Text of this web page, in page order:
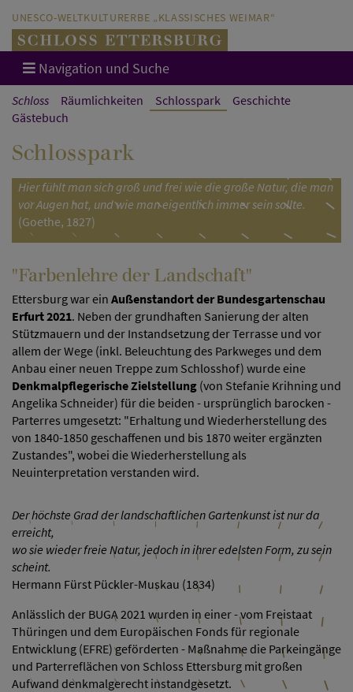
UNESCO-WELTKULTURERBE „KLASSISCHES WEIMAR“
Navigation und Suche
Schloss Räumlichkeiten Schlosspark
Geschichte
Gästebuch
Schlosspark
Hier fühlt man sich groß und frei wie die große Natur, die man
vor Augen hat, und wie man eigentlich immer sein sollte.
(Goethe, 1827)
"Farbenlehre der Landschaft"
Ettersburg war ein Außenstandort der Bundesgartenschau
Erfurt 2021. Neben der grundhaften Sanierung der alten
Stützmauern und der Instandsetzung der Terrasse und vor
allem der Wege (inkl. Beleuchtung des Parkweges und dem
Anbau einer neuen Treppe zum Schlosshof) wurde eine
Denkmalpflegerische Zielstellung (von Stefanie Krihning und
Angelika Schneider) für die beiden - ursprünglich barocken -
Parterres umgesetzt: "Erhaltung und Wiederherstellung des
von 1840-1850 geschaffenen und bis 1870 weiter ergänzten
Zustandes", wobei die Wiederherstellung als
Neuinterpretation verstanden wird.
Der höchste Grad der landschaftlichen Gartenkunst ist nur da
erreicht,
wo sie wieder freie Natur, jedoch in ihrer edelsten Form, zu sein
scheint.
Hermann Fürst Pückler-Muskau (1834)
Anlässlich der BUGA 2021 wurden in einer - vom Freistaat
Thüringen und dem Europäischen Fonds für regionale
Entwicklung (EFRE) geförderten - Maßnahme die Parkeingänge
und Parterreflächen von Schloss Ettersburg mit großen
Aufwand denkmalgerecht instandgesetzt.